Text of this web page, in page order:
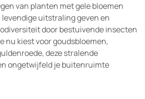
van planten met gele bloemen
uitstraling geven en
door bestuivende insecten
nu kiest voor goudsbloemen,
deze stralende
ongetwijfeld je buitenruimte